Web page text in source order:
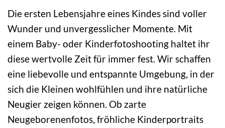
Die ersten Lebensjahre eines Kindes sind voller
Wunder und unvergesslicher Momente. Mit
einem Baby- oder Kinderfotoshooting haltet ihr
diese wertvolle Zeit für immer fest. Wir schaffen
eine liebevolle und entspannte Umgebung, in der
sich die Kleinen wohlfühlen und ihre natürliche
Neugier zeigen können. Ob zarte
Neugeborenenfotos, fröhliche Kinderportraits